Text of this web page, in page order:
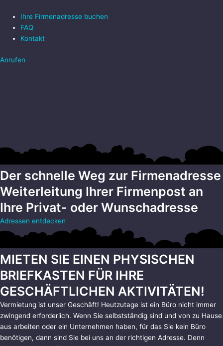
Inhalt
springen
Menu
Ihre Firmenadresse buchen
FAQ
Kontakt
Anrufen
Der schnelle Weg zur Firmenadresse
Weiterleitung Ihrer Firmenpost an
Ihre Privat- oder Wunschadresse
Adressen entdecken
MIETEN SIE EINEN PHYSISCHEN
BRIEFKASTEN FÜR IHRE
GESCHÄFTLICHEN AKTIVITÄTEN!
Vermietung ist unser Geschäft! Heutzutage ist ein Büro nicht immer
zwingend erforderlich. Wenn Sie selbstständig sind und von zu Hause
aus arbeiten oder ein Unternehmen haben, für das Sie kein Büro
benötigen, dann sind Sie bei uns an der richtigen Adresse. Denn